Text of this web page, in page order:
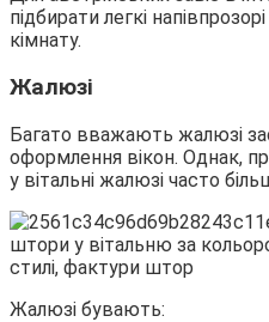
підбирати легкі
кімнату.
Жалюзі
Багато вважають жалюзі
оформлення вікон. Однак,
у вітальні жалюзі часто
Жалюзі бувають: